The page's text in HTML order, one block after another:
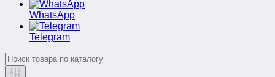
WhatsApp
Telegram